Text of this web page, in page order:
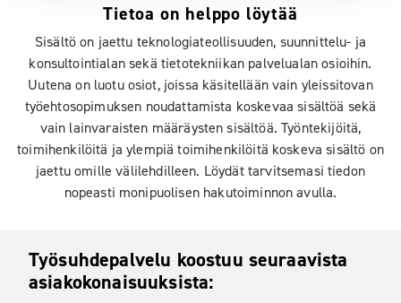
Tietoa on helppo löytää
Sisältö on jaettu teknologiateollisuuden, suunnittelu- ja
konsultointialan sekä tietotekniikan palvelualan osioihin.
Uutena on luotu osiot, joissa käsitellään vain yleissitovan
työehtosopimuksen noudattamista koskevaa sisältöä sekä
vain lainvaraisten määräysten sisältöä. Työntekijöitä,
toimihenkilöitä ja ylempiä toimihenkilöitä koskeva sisältö on
jaettu omille välilehdilleen. Löydät tarvitsemasi tiedon
nopeasti monipuolisen hakutoiminnon avulla.
Työsuhdepalvelu koostuu seuraavista
asiakokonaisuuksista: